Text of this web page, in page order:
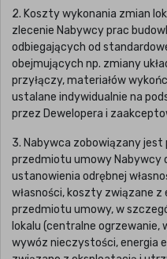
2. Koszty wykonania zmian
zlecenie Nabywcy prac
odbiegających od
obejmujących np. zmiany
przyłączy, materiałów
ustalane indywidualnie na
przez Dewelopera i
3. Nabywca zobowiązany jest
przedmiotu umowy Nabywcy
ustanowienia odrębnej
własności, koszty związane
przedmiotu umowy, w
lokalu (centralne ogrzewanie,
wywóz nieczystości, energia